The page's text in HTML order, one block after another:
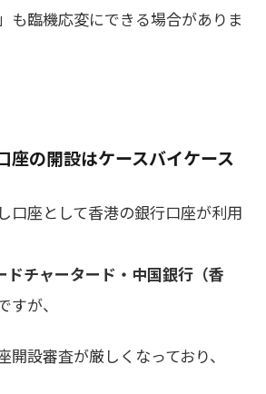
も臨機応変にできる場合がありま
座の開設はケースバイケース
口座として香港の銀行口座が利用
ドチャータード・中国銀行（香
すが、
設審査が厳しくなっており、